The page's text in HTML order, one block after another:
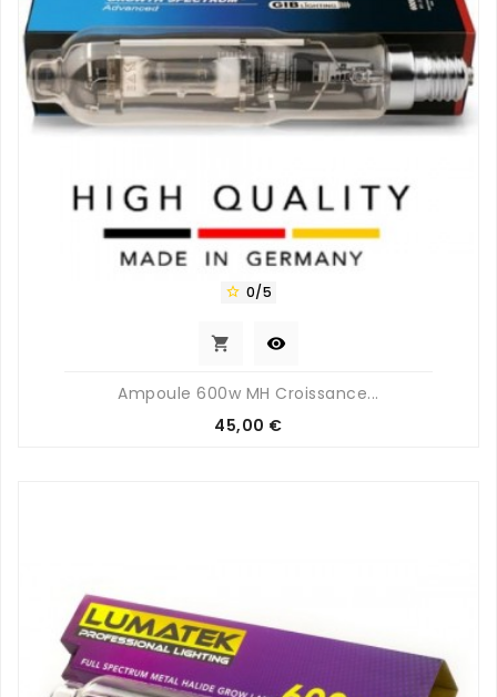
 0/5
 
Ampoule 600w MH Croissance...
Prix
45,00 €